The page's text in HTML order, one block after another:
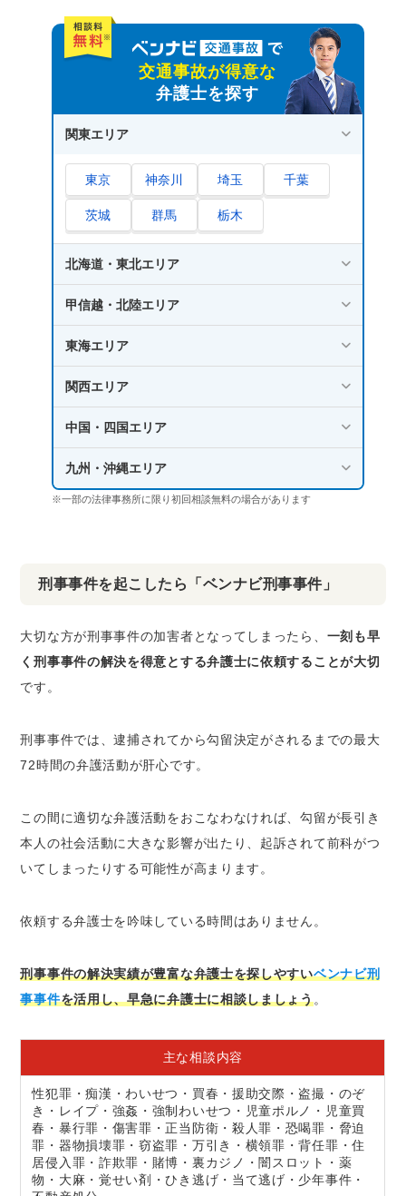
交通事故が得意な
弁護士を探す
関東エリア
東京 神奈川 埼玉 千葉
茨城 群馬 栃木
北海道・東北エリア
甲信越・北陸エリア
東海エリア
関西エリア
中国・四国エリア
九州・沖縄エリア
※一部の法律事務所に限り初回相談無料の場合があります
刑事事件を起こしたら「ベンナビ刑事事件」
大切な方が刑事事件の加害者となってしまったら、 一刻も早
く刑事事件の解決を得意とする弁護士に依頼することが大切
です。
刑事事件では、逮捕されてから勾留決定がされるまでの最大
72時間の弁護活動が肝心です。
この間に適切な弁護活動をおこなわなければ、勾留が長引き
本人の社会活動に大きな影響が出たり、起訴されて前科がつ
いてしまったりする可能性が高まります。
依頼する弁護士を吟味している時間はありません。
刑事事件の解決実績が豊富な弁護士を探しやすいベンナビ刑
事事件を活用し、早急に弁護士に相談しましょう。
主な相談内容
性犯罪・痴漢・わいせつ・買春・援助交際・盗撮・のぞ
き・レイプ・強姦・強制わいせつ・児童ポルノ・児童買
春・暴行罪・傷害罪・正当防衛・殺人罪・恐喝罪・脅迫
罪・器物損壊罪・窃盗罪・万引き・横領罪・背任罪・住
居侵入罪・詐欺罪・賭博・裏カジノ・闇スロット・薬
物・大麻・覚せい剤・ひき逃げ・当て逃げ・少年事件・